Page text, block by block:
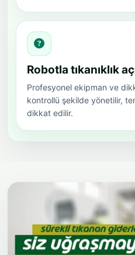
Robotla tıkanıklık
Profesyonel ekipman ve
kontrollü şekilde yönetilir,
dikkat edilir.